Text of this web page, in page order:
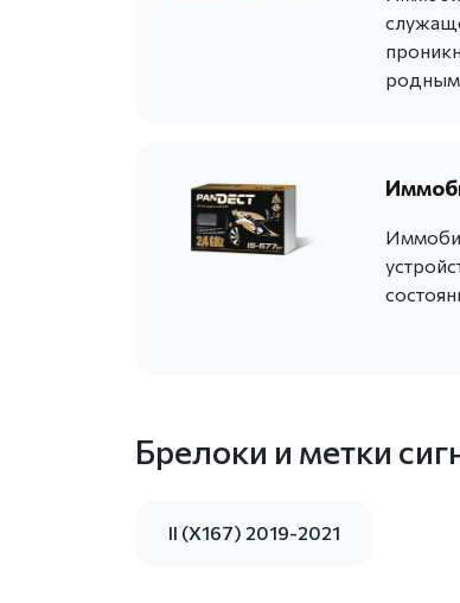
родным
Брелоки и метки
II (X167) 2019-2021